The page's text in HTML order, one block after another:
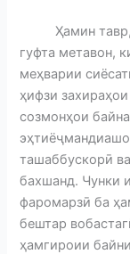
Ҳамин тавр,
гуфта метавон,
меҳварии
ҳифзи
созмонҳои
ташаббускорӣ
бахшанд. Чунки
фаромарзӣ ба
бештар
ҳамгироии